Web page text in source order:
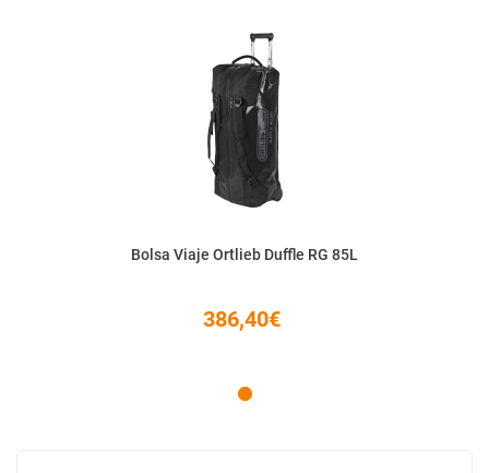
Bolsa Viaje Ortlieb Duffle RG 85L
386,40€